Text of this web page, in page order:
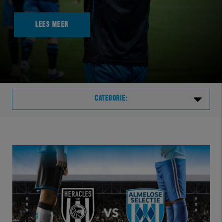
LEES MEER
CATEGORIE:
VVVHER
TELHER
HERVOL